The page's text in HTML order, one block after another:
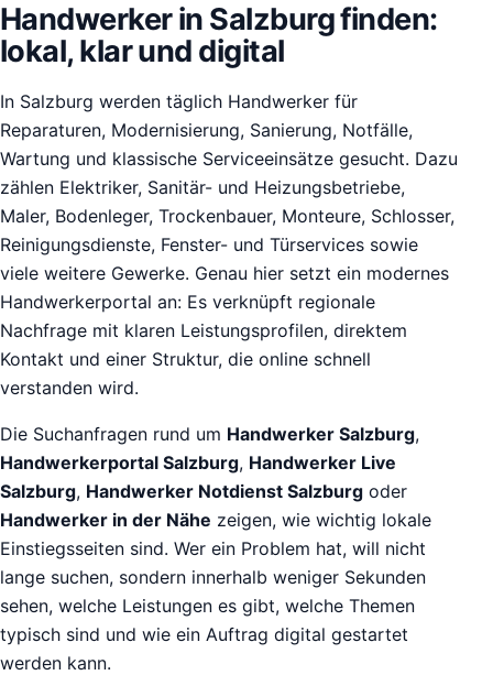
Handwerker in Salzburg finden:
lokal, klar und digital
In Salzburg werden täglich Handwerker für
Reparaturen, Modernisierung, Sanierung, Notfälle,
Wartung und klassische Serviceeinsätze gesucht. Dazu
zählen Elektriker, Sanitär- und Heizungsbetriebe,
Maler, Bodenleger, Trockenbauer, Monteure, Schlosser,
Reinigungsdienste, Fenster- und Türservices sowie
viele weitere Gewerke. Genau hier setzt ein modernes
Handwerkerportal an: Es verknüpft regionale
Nachfrage mit klaren Leistungsprofilen, direktem
Kontakt und einer Struktur, die online schnell
verstanden wird.
Die Suchanfragen rund um Handwerker Salzburg,
Handwerkerportal Salzburg, Handwerker Live
Salzburg, Handwerker Notdienst Salzburg oder
Handwerker in der Nähe zeigen, wie wichtig lokale
Einstiegsseiten sind. Wer ein Problem hat, will nicht
lange suchen, sondern innerhalb weniger Sekunden
sehen, welche Leistungen es gibt, welche Themen
typisch sind und wie ein Auftrag digital gestartet
werden kann.